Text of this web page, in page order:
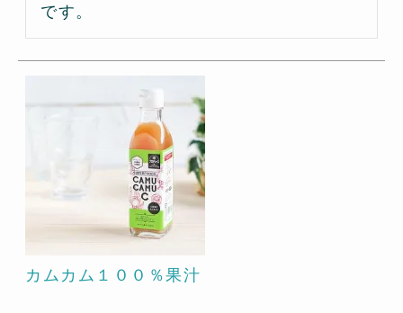
です。
カムカム１００％果汁